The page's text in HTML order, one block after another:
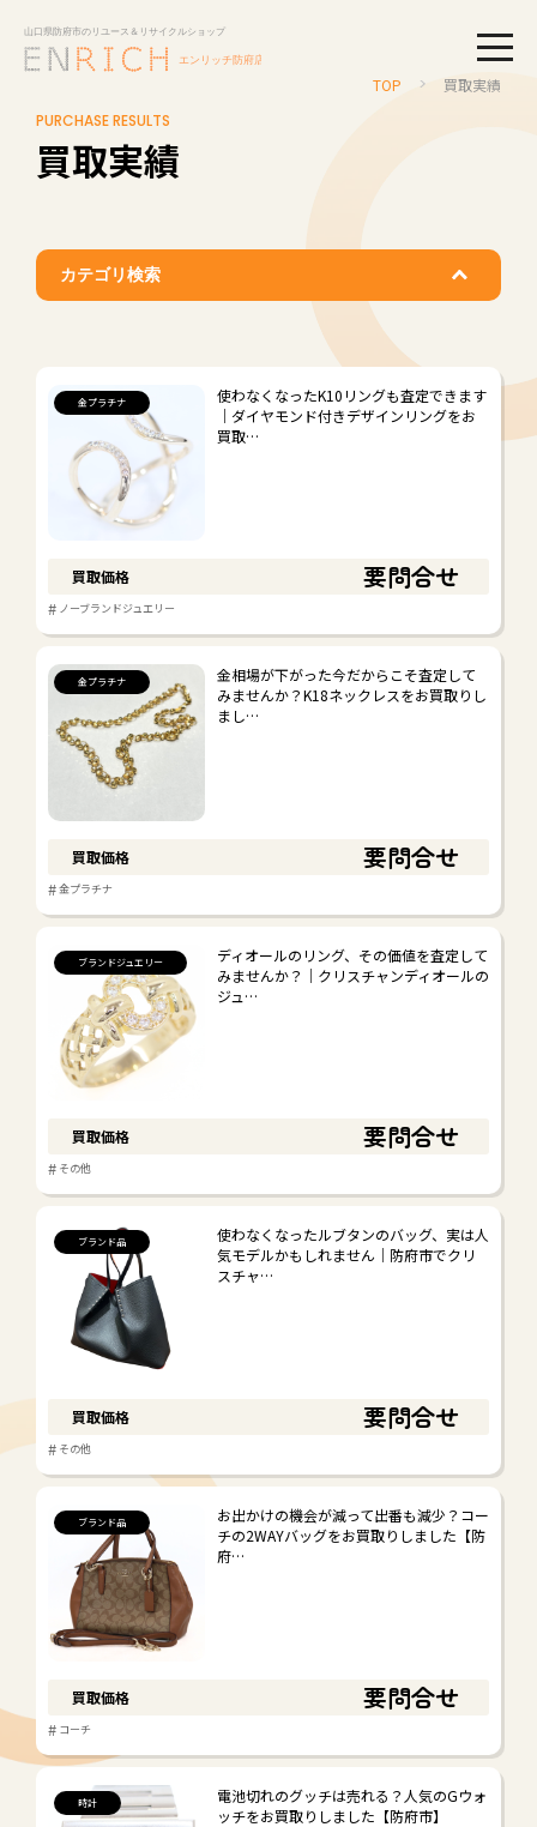
TOP 買取実績
PURCHASE RESULTS
買取実績
カテゴリ検索
# ルイ・ヴィトン # エルメス
シャネル # グッチ
# ディオール
# バレンシアガ
# プラダ
金プラチナ
# ノーブランドジュエリー # 金貨
ブランドジュエリー
ティファニー
#
時計
# ロレックス # オメガ
# セイコー/カシオ
お酒
# ウイスキー
金券・切手
# 金券 切手
骨董品
# 陶磁器 その他
雑貨・その他
# ブランド衣料 # アクセサリー
# 生活雑貨 #
# おもちゃ・楽器
# その他
金プラチナ
使わなくなったK10リングも査定できます
｜ダイヤモンド付きデザインリングをお
買取…
買取価格 要問合せ
# ノーブランドジュエリー
金プラチナ
金相場が下がった今だからこそ査定して
みませんか？K18ネックレスをお買取りし
まし…
買取価格 要問合せ
#金プラチナ
ブランドジュエリー
ディオールのリング、その価値を査定して
みませんか？｜クリスチャンディオールの
ジュ…
買取価格 要問合せ
# その他
ブランド品
使わなくなったルブタンのバッグ、実は人
気モデルかもしれません｜防府市でクリ
スチャ…
買取価格 要問合せ
# その他
ブランド品
お出かけの機会が減って出番も減少？コー
チの2WAYバッグをお買取りしました【防
府…
買取価格 要問合せ
# コーチ
時計
電池切れのグッチは売れる？人気のGウォ
ッチをお買取りしました【防府市】